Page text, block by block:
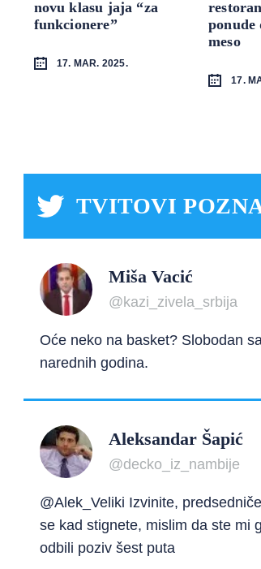
novu klasu jaja “za
funkcionere”
17. MAR. 2025.
ponude
meso
17.
TVITOVI
Miša Vacić
@kazi_zivela_srbija
Oće neko na basket? Slobodan
narednih godina.
Aleksandar Šapić
@decko_iz_nambije
@Alek_Veliki Izvinite,
se kad stignete, mislim da ste mi
odbili poziv šest puta